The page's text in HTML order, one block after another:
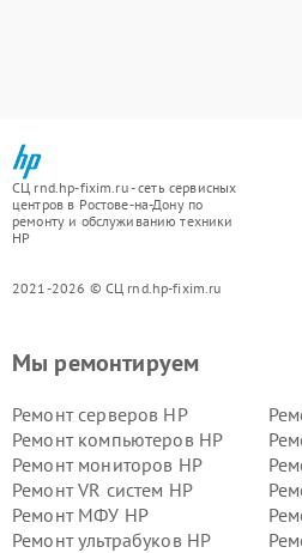
СЦ rnd.hp-fixim.ru - сеть сервисных
центров в Ростове-на-Дону по
ремонту и обслуживанию техники
HP
2021-2026 © СЦ rnd.hp-fixim.ru
Мы ремонтируем
Ремонт серверов HP
Ремонт компьютеров HP
Ремонт мониторов HP
Ремонт VR систем HP
Ремонт МФУ HP
Ремонт ультрабуков HP